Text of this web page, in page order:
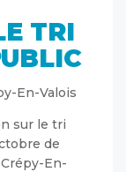
TRI
En-Valois
sur le tri
de
En-